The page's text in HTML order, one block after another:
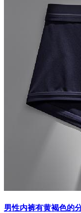
男性内裤有黄褐色的